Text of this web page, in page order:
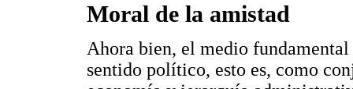
Moral de la amistad
Ahora bien, el medio
sentido político, esto es, como